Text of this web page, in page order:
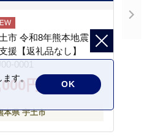
市 令和8年熊本地震 災
援【返礼品なし】
0001
円
本県 宇土市
ます。
OK